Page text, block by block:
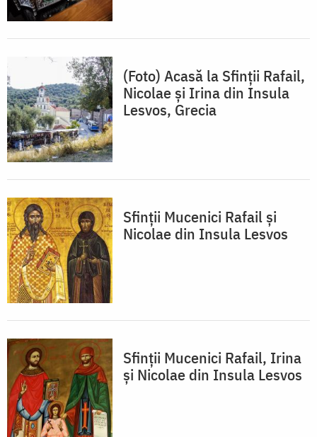
(Foto) Acasă la Sfinții Rafail,
Nicolae și Irina din Insula
Lesvos, Grecia
Sfinții Mucenici Rafail și
Nicolae din Insula Lesvos
Sfinții Mucenici Rafail, Irina
și Nicolae din Insula Lesvos